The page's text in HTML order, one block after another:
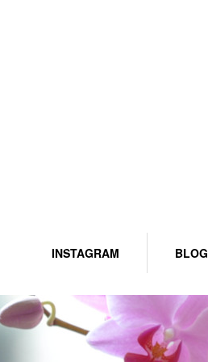
INSTAGRAM BLOG